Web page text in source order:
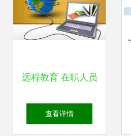
远程教育 在职人员
提升学历的最佳途
查看详情